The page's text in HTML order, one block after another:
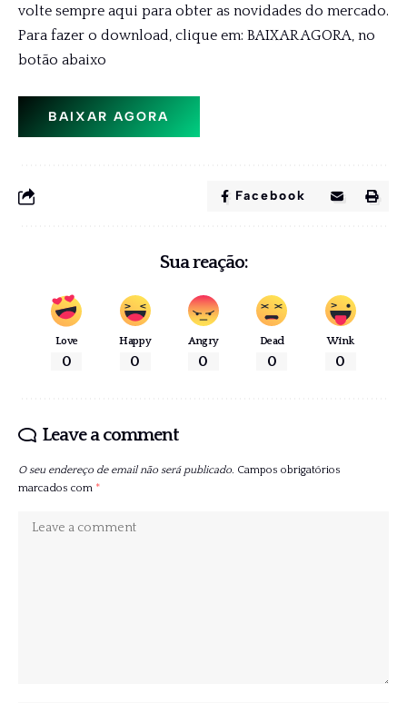
volte sempre aqui para obter as novidades do mercado.
Para fazer o download, clique em: BAIXAR AGORA, no
botão abaixo
BAIXAR AGORA
Facebook
Sua reação:
Love
0
Happy
0
Angry
0
Dead
0
Wink
0
Leave a comment
O seu endereço de email não será publicado. Campos obrigatórios
marcados com *